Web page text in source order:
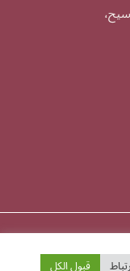
Ⓒ 2026
قبول الكل